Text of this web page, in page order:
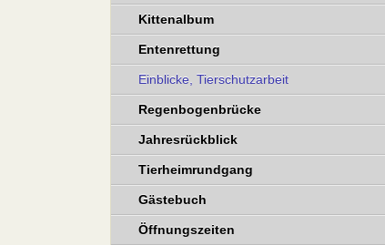
Kittenalbum
Entenrettung
Einblicke, Tierschutzarbeit
Regenbogenbrücke
Jahresrückblick
Tierheimrundgang
Gästebuch
Öffnungszeiten